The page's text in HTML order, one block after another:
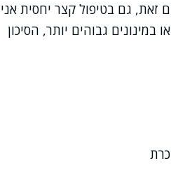
זאת, גם בטיפול קצר יחסית אני
גבוהים יותר, הסיכון